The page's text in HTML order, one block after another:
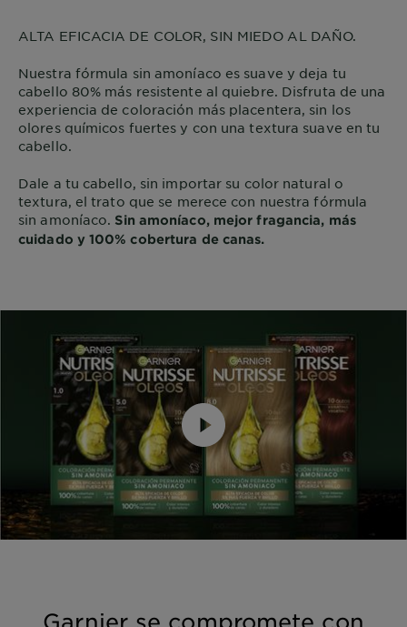
ALTA EFICACIA DE COLOR, SIN MIEDO AL DAÑO.
Nuestra fórmula sin amoníaco es suave y deja tu
cabello 80% más resistente al quiebre. Disfruta de una
experiencia de coloración más placentera, sin los
olores químicos fuertes y con una textura suave en tu
cabello.
Dale a tu cabello, sin importar su color natural o
textura, el trato que se merece con nuestra fórmula
sin amoníaco. Sin amoníaco, mejor fragancia, más
cuidado y 100% cobertura de canas.
Garnier se compromete con